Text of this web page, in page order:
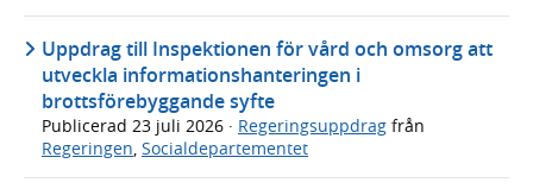
Uppdrag till Inspektionen för vård och omsorg att
utveckla informationshanteringen i
brottsförebyggande syfte
Publicerad 23 juli 2026 · Regeringsuppdrag från
Regeringen Socialdepartementet